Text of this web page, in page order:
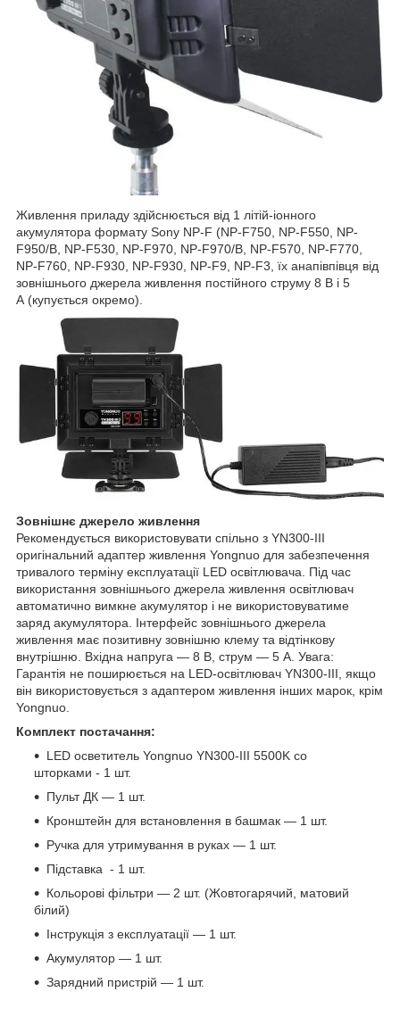
Живлення приладу здійснюється від 1 літій-іонного
акумулятора формату Sony NP-F (NP-F750, NP-F550, NP-
F950/B, NP-F530, NP-F970, NP-F970/B, NP-F570, NP-F770,
NP-F760, NP-F930, NP-F930, NP-F9, NP-F3, їх анапівпівця від
зовнішнього джерела живлення постійного струму 8 В і 5
А (купується окремо).
Зовнішнє джерело живлення
Рекомендується використовувати спільно з YN300-III
оригінальний адаптер живлення Yongnuo для забезпечення
тривалого терміну експлуатації LED освітлювача. Під час
використання зовнішнього джерела живлення освітлювач
автоматично вимкне акумулятор і не використовуватиме
заряд акумулятора. Інтерфейс зовнішнього джерела
живлення має позитивну зовнішню клему та відтінкову
внутрішню. Вхідна напруга — 8 В, струм — 5 А. Увага:
Гарантія не поширюється на LED-освітлювач YN300-III, якщо
він використовується з адаптером живлення інших марок, крім
Yongnuo.
Комплект постачання:
LED осветитель Yongnuo YN300-III 5500K со
шторками - 1 шт.
Пульт ДК — 1 шт.
Кронштейн для встановлення в башмак — 1 шт.
Ручка для утримування в руках — 1 шт.
Підставка - 1 шт.
Кольорові фільтри — 2 шт. (Жовтогарячий, матовий
білий)
Інструкція з експлуатації — 1 шт.
Акумулятор — 1 шт.
Зарядний пристрій — 1 шт.